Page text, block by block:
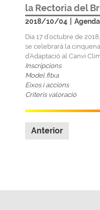
la Rectoria del
2018/10/04 Agenda
Dia 17 d’octubre de
se celebrará la
d’Adaptació al Canvi
Inscripcions
Model fitxa
Eixos i accions
Criteris valoració
Anterior